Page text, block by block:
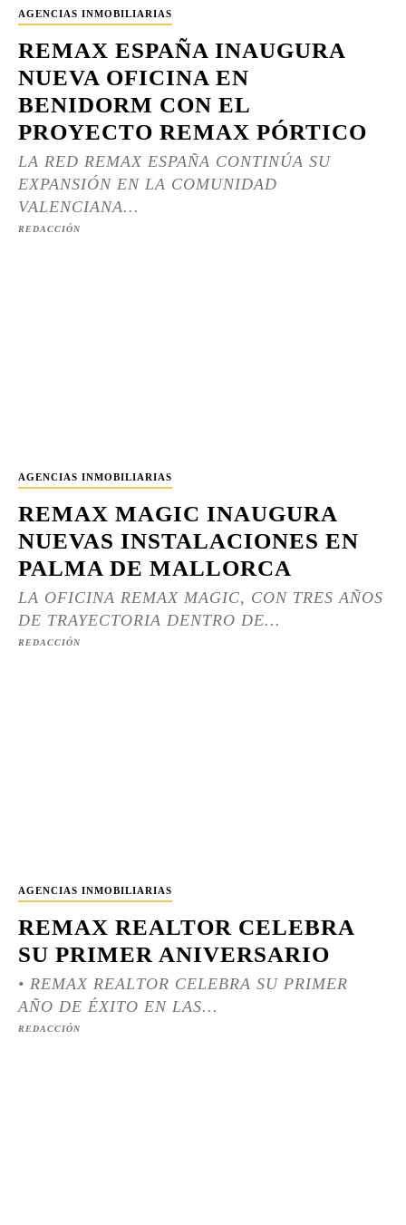
AGENCIAS INMOBILIARIAS
REMAX ESPAÑA INAUGURA
NUEVA OFICINA EN
BENIDORM CON EL
PROYECTO REMAX PÓRTICO
LA RED REMAX ESPAÑA CONTINÚA SU
EXPANSIÓN EN LA COMUNIDAD
VALENCIANA...
REDACCIÓN
AGENCIAS INMOBILIARIAS
REMAX MAGIC INAUGURA
NUEVAS INSTALACIONES EN
PALMA DE MALLORCA
LA OFICINA REMAX MAGIC, CON TRES AÑOS
DE TRAYECTORIA DENTRO DE...
REDACCIÓN
AGENCIAS INMOBILIARIAS
REMAX REALTOR CELEBRA
SU PRIMER ANIVERSARIO
• REMAX REALTOR CELEBRA SU PRIMER
AÑO DE ÉXITO EN LAS...
REDACCIÓN